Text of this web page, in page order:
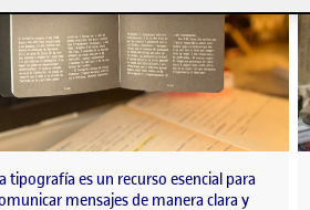
tipografía es un recurso esencial para
mensajes de manera clara y